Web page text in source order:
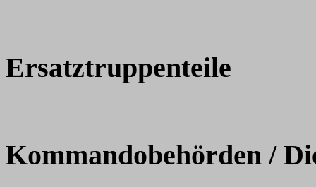
Ersatztruppenteile
Kommandobehörden /